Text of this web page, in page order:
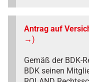
Antrag auf
→)
Gemäß der BDK-
BDK seinen